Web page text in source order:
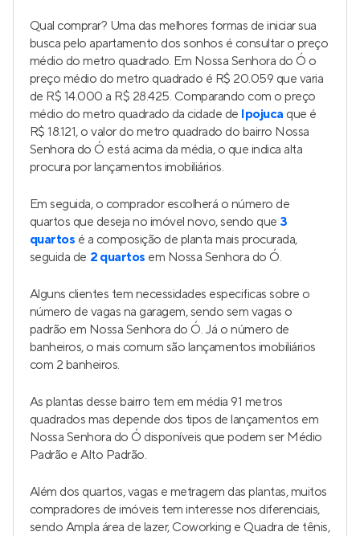
Qual comprar? Uma das melhores formas de iniciar sua
busca pelo apartamento dos sonhos é consultar o preço
médio do metro quadrado. Em Nossa Senhora do Ó o
preço médio do metro quadrado é R$ 20.059 que varia
de R$ 14.000 a R$ 28.425. Comparando com o preço
médio do metro quadrado da cidade de Ipojuca que é
R$ 18.121, o valor do metro quadrado do bairro Nossa
Senhora do Ó está acima da média, o que indica alta
procura por lançamentos imobiliários.
Em seguida, o comprador escolherá o número de
quartos que deseja no imóvel novo, sendo que 3
quartos é a composição de planta mais procurada,
seguida de 2 quartos em Nossa Senhora do Ó.
Alguns clientes tem necessidades especificas sobre o
número de vagas na garagem, sendo sem vagas o
padrão em Nossa Senhora do Ó. Já o número de
banheiros, o mais comum são lançamentos imobiliários
com 2 banheiros.
As plantas desse bairro tem em média 91 metros
quadrados mas depende dos tipos de lançamentos em
Nossa Senhora do Ó disponíveis que podem ser Médio
Padrão e Alto Padrão.
Além dos quartos, vagas e metragem das plantas, muitos
compradores de imóveis tem interesse nos diferenciais,
sendo Ampla área de lazer, Coworking e Quadra de tênis,